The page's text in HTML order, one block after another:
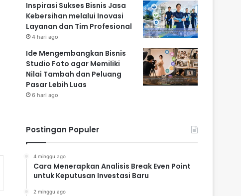
Inspirasi Sukses Bisnis Jasa
Kebersihan melalui Inovasi
Layanan dan Tim Profesional
4 hari ago
Ide Mengembangkan Bisnis
Studio Foto agar Memiliki
Nilai Tambah dan Peluang
Pasar Lebih Luas
6 hari ago
Postingan Populer
4 minggu ago
Cara Menerapkan Analisis Break Even Point
untuk Keputusan Investasi Baru
2 minggu ago